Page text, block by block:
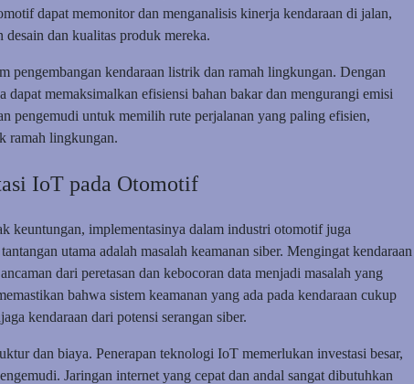
dapat memonitor dan menganalisis kinerja kendaraan di jalan,
dan kualitas produk mereka.
pengembangan kendaraan listrik dan ramah lingkungan. Dengan
dapat memaksimalkan efisiensi bahan bakar dan mengurangi emisi
pengemudi untuk memilih rute perjalanan yang paling efisien,
ramah lingkungan.
IoT pada Otomotif
keuntungan, implementasinya dalam industri otomotif juga
utama adalah masalah keamanan siber. Mengingat kendaraan
dari peretasan dan kebocoran data menjadi masalah yang
bahwa sistem keamanan yang ada pada kendaraan cukup
kendaraan dari potensi serangan siber.
dan biaya. Penerapan teknologi IoT memerlukan investasi besar,
Jaringan internet yang cepat dan andal sangat dibutuhkan